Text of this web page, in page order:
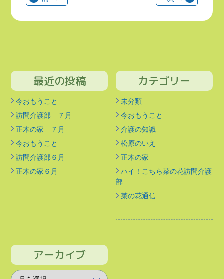
最近の投稿
今おもうこと
訪問介護部 ７月
正木の家 ７月
今おもうこと
訪問介護部６月
正木の家６月
カテゴリー
未分類
今おもうこと
介護の知識
松原のいえ
正木の家
ハイ！こちら菜の花訪問介護
部
菜の花通信
アーカイブ